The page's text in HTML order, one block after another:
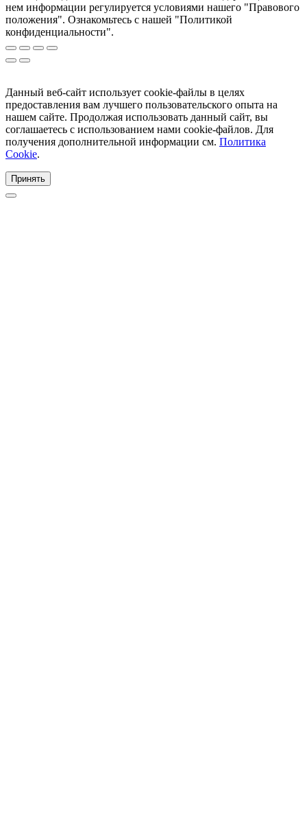
нем информации регулируется условиями нашего "Правового
положения". Ознакомьтесь с нашей "Политикой
конфиденциальности".
Данный веб-сайт использует cookie-файлы в целях
предоставления вам лучшего пользовательского опыта на
нашем сайте. Продолжая использовать данный сайт, вы
соглашаетесь с использованием нами cookie-файлов. Для
получения дополнительной информации см. Политика
Cookie.
Принять